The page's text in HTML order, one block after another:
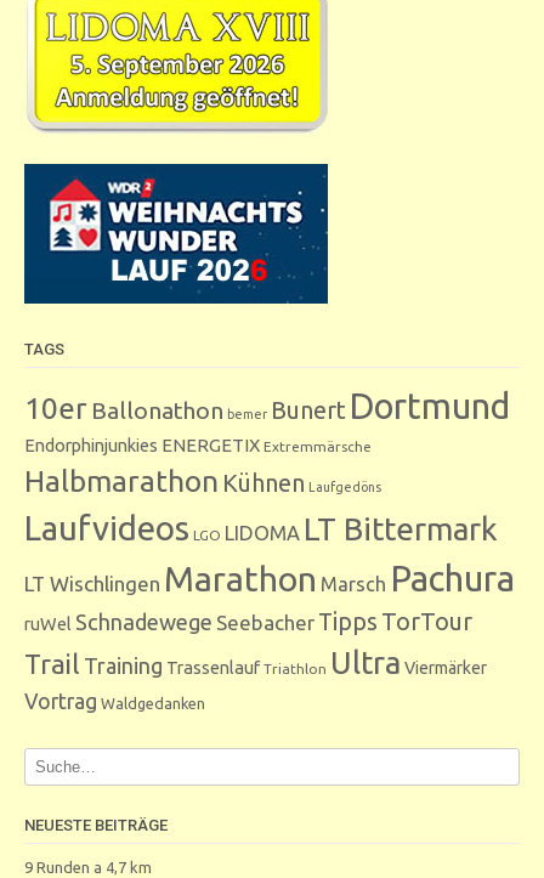
TAGS
10er Ballonathon bemer Bunert Dortmund
Endorphinjunkies ENERGETIX Extremmärsche
Halbmarathon Kühnen Laufgedöns
Laufvideos LGO LIDOMA LT Bittermark
LT Wischlingen Marathon Marsch Pachura
ruWel Schnadewege Seebacher Tipps TorTour
Trail Training Trassenlauf Triathlon Ultra Viermärker
Vortrag Waldgedanken
NEUESTE BEITRÄGE
9 Runden a 4,7 km